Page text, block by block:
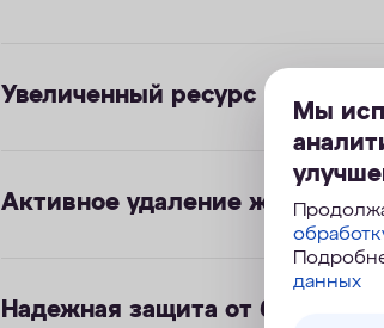
Увеличенный ресурс очистки
Активное удаление железа
Надежная защита от бактерий
Мы
данных